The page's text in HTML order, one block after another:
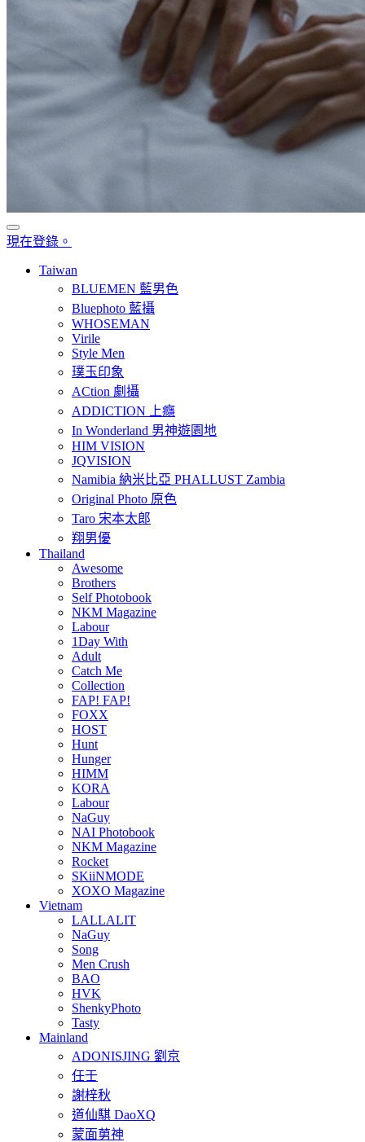
現在登錄。
Taiwan
BLUEMEN 藍男色
Bluephoto 藍攝
WHOSEMAN
Virile
Style Men
璞玉印象
ACtion 劇攝
ADDICTION 上癮
In Wonderland 男神遊園地
HIM VISION
JQVISION
Namibia 納米比亞 PHALLUST Zambia
Original Photo 原色
Taro 宋本太郎
翔男優
Thailand
Awesome
Brothers
Self Photobook
NKM Magazine
Labour
1Day With
Adult
Catch Me
Collection
FAP! FAP!
FOXX
HOST
Hunt
Hunger
HIMM
KORA
Labour
NaGuy
NAI Photobook
NKM Magazine
Rocket
SKiiNMODE
XOXO Magazine
Vietnam
LALLALIT
NaGuy
Song
Men Crush
BAO
HVK
ShenkyPhoto
Tasty
Mainland
ADONISJING 劉京
任壬
謝梓秋
道仙騏 DaoXQ
蒙面莮神